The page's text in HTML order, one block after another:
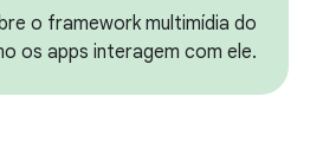
o framework multimídia do
os apps interagem com ele.